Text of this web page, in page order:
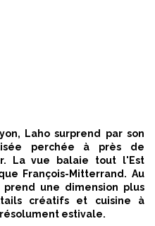
Laho surprend par son
perchée à près de
La vue balaie tout l'Est
François-Mitterrand. Au
une dimension plus
créatifs et cuisine à
estivale.